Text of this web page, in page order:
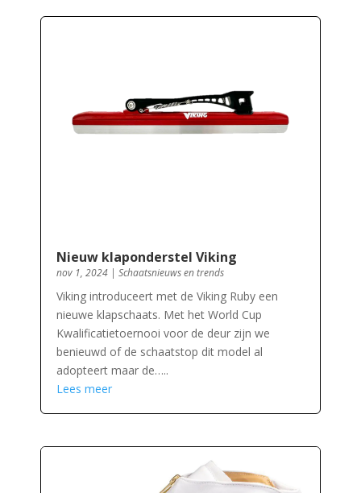
Nieuw klaponderstel Viking
nov 1, 2024| Schaatsnieuws en trends
Viking introduceert met de Viking Ruby een
nieuwe klapschaats. Met het World Cup
Kwalificatietoernooi voor de deur zijn we
benieuwd of de schaatstop dit model al
adopteert maar de…..
Lees meer